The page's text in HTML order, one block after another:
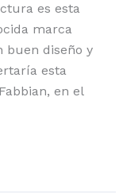
es esta
marca
buen diseño y
esta
en el